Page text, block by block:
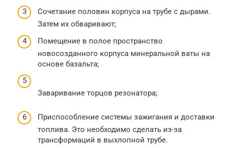
Сочетание половин корпуса на трубе с дырами.
Затем их обваривают;
Помещение в полое пространство
новосозданного корпуса минеральной ваты на
основе базальта;
Заваривание торцов резонатора;
Приспособление системы зажигания и доставки
топлива. Это необходимо сделать из-за
трансформаций в выхлопной трубе.